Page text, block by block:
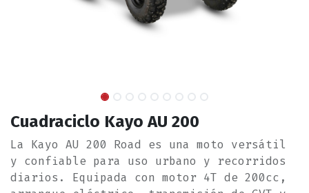
Cuadraciclo Kayo AU 200
La Kayo AU 200 Road es una moto versátil
y confiable para uso urbano y recorridos
diarios. Equipada con motor 4T de 200cc,